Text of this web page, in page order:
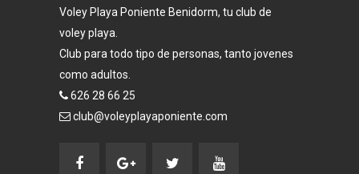
Voley Playa Poniente Benidorm, tu club de
voley playa.
Club para todo tipo de personas, tanto jovenes
como adultos.
626 28 66 25
club@voleyplayaponiente.com